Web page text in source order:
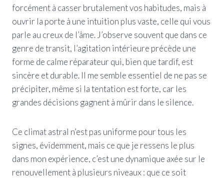
forcément à casser brutalement vos habitudes, mais à
ouvrir la porte à une intuition plus vaste, celle qui vous
parle au creux de l’âme. J’observe souvent que dans ce
genre de transit, l’agitation intérieure précède une
forme de calme réparateur qui, bien que tardif, est
sincère et durable. Il me semble essentiel de ne pas se
précipiter, même si la tentation est forte, car les
grandes décisions gagnent à mûrir dans le silence.
Ce climat astral n’est pas uniforme pour tous les
signes, évidemment, mais ce que je ressens le plus
dans mon expérience, c’est une dynamique axée sur le
renouvellement à plusieurs niveaux : que ce soit